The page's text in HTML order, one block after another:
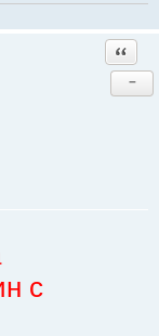
−
с